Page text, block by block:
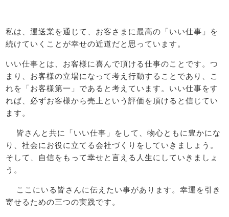
私は、運送業を通じて、お客さまに最高の「いい仕事」を
続けていくことが幸せの近道だと思っています。
いい仕事とは、お客様に喜んで頂ける仕事のことです。つ
まり、お客様の立場になって考え行動することであり、こ
れを「お客様第一」であると考えています。いい仕事をす
れば、必ずお客様から売上という評価を頂けると信じてい
ます。
皆さんと共に「いい仕事」をして、物心ともに豊かにな
り、社会にお役に立てる会社づくりをしていきましょう。
そして、自信をもって幸せと言える人生にしていきましょ
う。
ここにいる皆さんに伝えたい事があります。幸運を引き
寄せるための三つの実践です。